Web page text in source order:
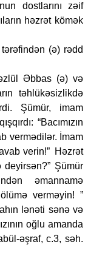
dostlarını zəif
həzrət kömək
(ə) rədd
Əbbas (ə) və
təhlükəsizlikdə
Şümür, imam
“Bacımızın
vermədilər. İmam
verin!” Həzrət
Şümür
əmannamə
verməyin! ”
lənəti sənə və
oğlu amanda
əşraf, c.3, səh.